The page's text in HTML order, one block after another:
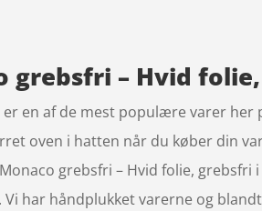
grebsfri – Hvid
en af de mest populære varer
oven i hatten når du køber din
grebsfri – Hvid folie, grebsfri
har håndplukket varerne og